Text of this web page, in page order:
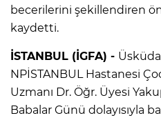
becerilerini şekillendiren
kaydetti.
İSTANBUL (İGFA) -
NPİSTANBUL Hastanesi
Uzmanı Dr. Öğr. Üyesi
Babalar Günü dolayısıyla